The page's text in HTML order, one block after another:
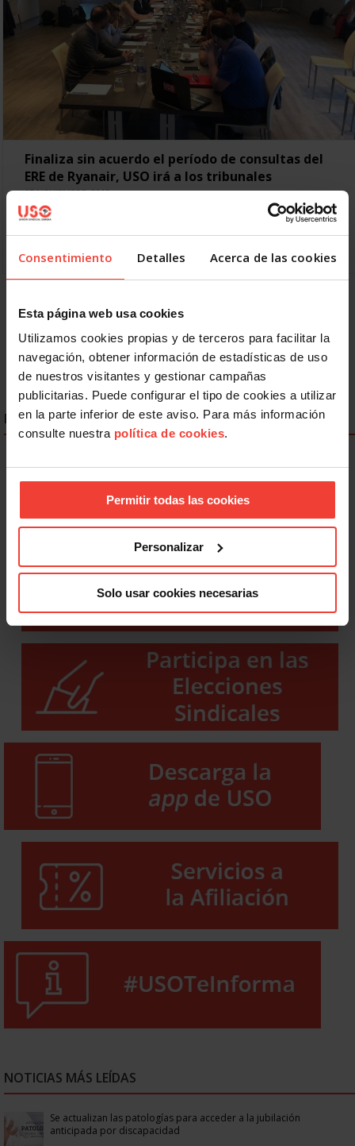
Consentimiento Detalles Acerca de las cookies
Esta página web usa cookies
Utilizamos cookies propias y de terceros para facilitar la
navegación, obtener información de estadísticas de uso
de nuestros visitantes y gestionar campañas
publicitarias. Puede configurar el tipo de cookies a utilizar
en la parte inferior de este aviso. Para más información
consulte nuestra política de cookies.
Permitir todas las cookies
Personalizar
Solo usar cookies necesarias
Finaliza sin acuerdo el período de consultas del
ERE de Ryanair, USO irá a los tribunales
15 NOVIEMBRE, 2019
Cumplido el mes de período obligatorio de consultas para
aplicar el ERE por parte de Ryanair tras anunciar el cierre de
Anterior
Siguiente Último »
ENLACES DESTACADOS
NOTICIAS MÁS LEÍDAS
Se actualizan las patologías para acceder a la jubilación
anticipada por discapacidad